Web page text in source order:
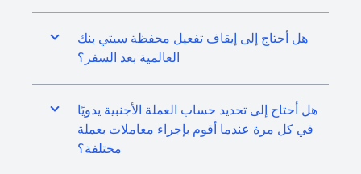
هل أحتاج إلى إيقاف تفعيل محفظة سيتي بنك
العالمية بعد السفر؟
هل أحتاج إلى تحديد حساب العملة الأجنبية يدويًا
في كل مرة عندما أقوم بإجراء معاملات بعملة
مختلفة؟